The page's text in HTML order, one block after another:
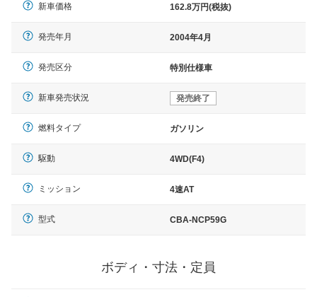
新車価格 162.8万円(税抜)
発売年月 2004年4月
発売区分 特別仕様車
新車発売状況 発売終了
燃料タイプ ガソリン
駆動 4WD(F4)
ミッション 4速AT
型式 CBA-NCP59G
ボディ・寸法・定員